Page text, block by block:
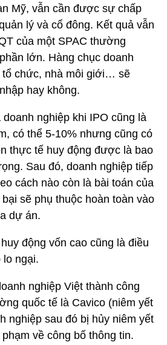
Mỹ, vẫn cần được sự chấp
lý và cổ đông. Kết quả vẫn
của một SPAC thường
lớn. Hàng chục doanh
tổ chức, nhà môi giới… sẽ
hay không.
nghiệp khi IPO cũng là
có thể 5-10% nhưng cũng có
thực tế huy động được là bao
Sau đó, doanh nghiệp tiếp
cách nào còn là bài toán của
sẽ phụ thuộc hoàn toàn vào
dự án.
động vốn cao cũng là điều
lo ngại.
nghiệp Việt thành công
quốc tế là Cavico (niêm yết
nghiệp sau đó bị hủy niêm yết
về công bố thông tin.